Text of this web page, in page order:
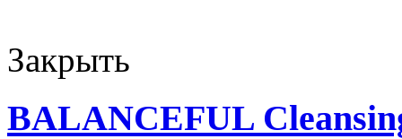
Закрыть
BALANCEFUL